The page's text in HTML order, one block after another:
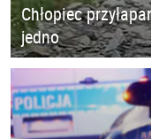
Chłopiec
jedno